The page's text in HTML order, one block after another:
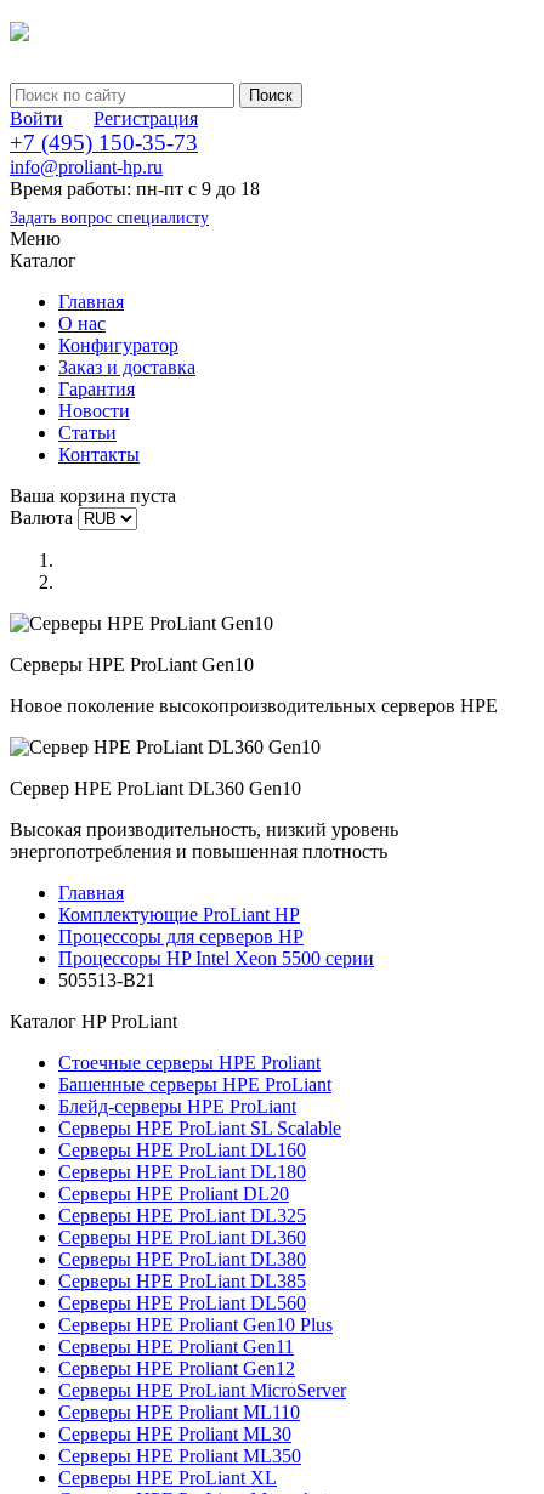
Войти Регистрация
+7 (495) 150-35-73
info@proliant-hp.ru
Время работы: пн-пт с 9 до 18
Задать вопрос специалисту
Меню
Каталог
Главная
О нас
Конфигуратор
Заказ и доставка
Гарантия
Новости
Статьи
Контакты
Ваша корзина пуста
Валюта
Серверы HPE ProLiant Gen10
Новое поколение высокопроизводительных серверов HPE
Сервер HPE ProLiant DL360 Gen10
Высокая производительность, низкий уровень
энергопотребления и повышенная плотность
Главная
Комплектующие ProLiant HP
Процессоры для серверов HP
Процессоры HP Intel Xeon 5500 серии
505513-B21
Каталог HP ProLiant
Стоечные серверы HPE Proliant
Башенные серверы HPE ProLiant
Блейд-серверы HPE ProLiant
Серверы HPE ProLiant SL Scalable
Серверы HPE ProLiant DL160
Серверы HPE ProLiant DL180
Серверы HPE Proliant DL20
Серверы HPE ProLiant DL325
Серверы HPE ProLiant DL360
Серверы HPE ProLiant DL380
Серверы HPE ProLiant DL385
Серверы HPE ProLiant DL560
Серверы HPE Proliant Gen10 Plus
Серверы HPE Proliant Gen11
Серверы HPE Proliant Gen12
Серверы HPE ProLiant MicroServer
Серверы HPE Proliant ML110
Серверы HPE Proliant ML30
Серверы HPE Proliant ML350
Серверы HPE ProLiant XL